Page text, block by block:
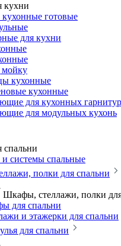
кухни
готовые
для кухни
кухонные
кухонные
для кухонных
для модульных кухонь
спальни
системы спальные
полки для спальни
Шкафы, стеллажи, полки
для спальни
и этажерки для спальни
для спальни